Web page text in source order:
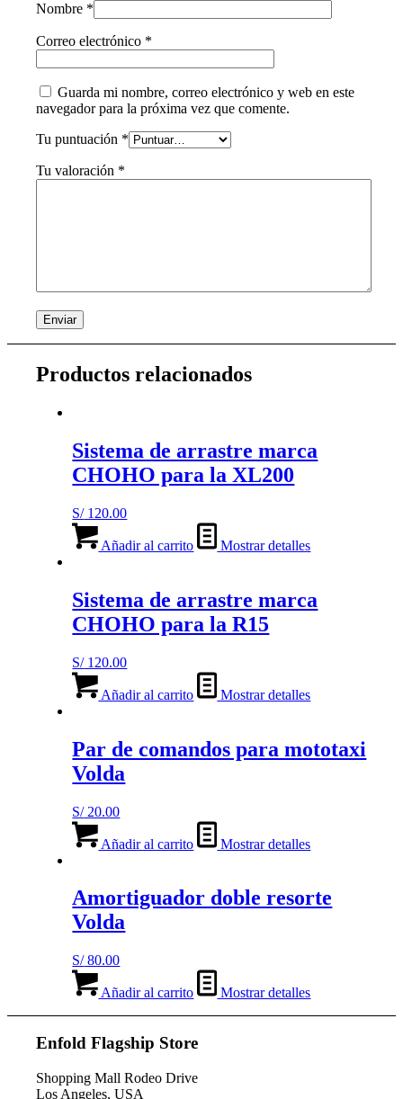
Nombre *
Correo electrónico *
Guarda mi nombre, correo electrónico y web en este
navegador para la próxima vez que comente.
Tu puntuación *
Tu valoración *
Productos relacionados
Sistema de arrastre marca
CHOHO para la XL200
S/120.00
Añadir al carrito Mostrar detalles
Sistema de arrastre marca
CHOHO para la R15
S/120.00
Añadir al carrito Mostrar detalles
Par de comandos para mototaxi
Volda
S/20.00
Añadir al carrito Mostrar detalles
Amortiguador doble resorte
Volda
S/80.00
Añadir al carrito Mostrar detalles
Enfold Flagship Store
Shopping Mall Rodeo Drive
Los Angeles, USA